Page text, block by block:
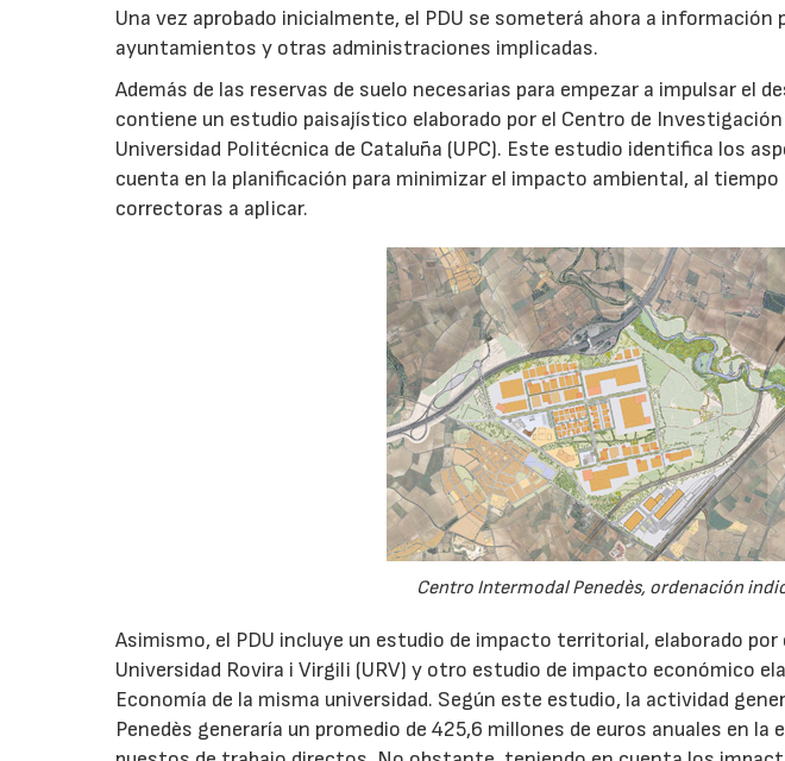
Una vez aprobado inicialmente, el PDU se someterá ahora a información
ayuntamientos y otras administraciones implicadas.
Además de las reservas de suelo necesarias para empezar a impulsar el
contiene un estudio paisajístico elaborado por el Centro de Investigación
Universidad Politécnica de Cataluña (UPC). Este estudio identifica los
cuenta en la planificación para minimizar el impacto ambiental, al tiempo
correctoras a aplicar.
Centro Intermodal Penedès, ordenación
Asimismo, el PDU incluye un estudio de impacto territorial, elaborado
Universidad Rovira i Virgili (URV) y otro estudio de impacto económico
Economía de la misma universidad. Según este estudio, la actividad
Penedès generaría un promedio de 425,6 millones de euros anuales en